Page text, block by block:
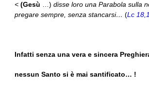
< (Gesù …) disse loro una Parabola sulla
pregare sempre, senza stancarsi… (Lc 18,1
Infatti senza una vera e sincera
nessun Santo si è mai santificato… !